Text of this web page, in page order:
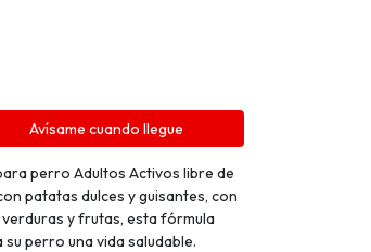
Avísame cuando llegue
perro Adultos Activos libre de
patatas dulces y guisantes, con
y frutas, esta fórmula
perro una vida saludable.